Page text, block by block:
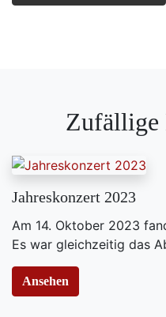
Zufällige
Jahreskonzert 2023
Am 14. Oktober 2023
Es war gleichzeitig das
Ansehen